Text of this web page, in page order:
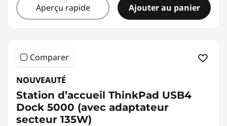
Aperçu rapide Ajouter au panier
Comparer
NOUVEAUTÉ
Station d’accueil ThinkPad USB4
Dock 5000 (avec adaptateur
secteur 135W)